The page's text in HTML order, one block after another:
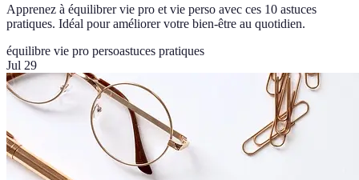
Apprenez à équilibrer vie pro et vie perso avec ces 10 astuces
pratiques. Idéal pour améliorer votre bien-être au quotidien.
équilibre vie pro persoastuces pratiques
Jul 29